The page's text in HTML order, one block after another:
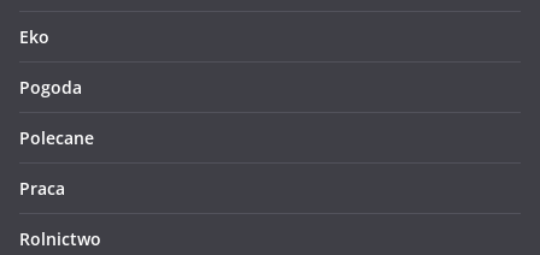
Eko
Pogoda
Polecane
Praca
Rolnictwo